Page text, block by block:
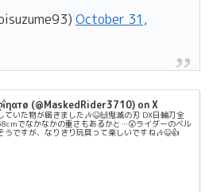
October 31,
(@MaskedRider3710) on X
ていた物が届きました🎶😆🙌鬼滅の刃 DX日輪刀全
でなかなかの重さもあるかと…😲ライダーのベル
うですが、なりきり玩具って楽しいですね🎶😉👍